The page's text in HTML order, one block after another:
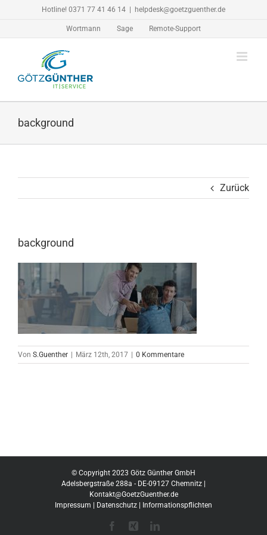
Hotline! 0371 77 41 46 14 helpdesk@goetzguenther.de
Wortmann Sage Remote-Support
background
Zurück
background
Von S.Guenther März 12th, 2017 0 Kommentare
© Copyright 2023 Götz Günther GmbH
Adelsbergstraße 288a - DE-09127 Chemnitz |
Kontakt@GoetzGuenther.de
Impressum
Datenschutz Informationspflichten
Facebook
Xing LinkedIn